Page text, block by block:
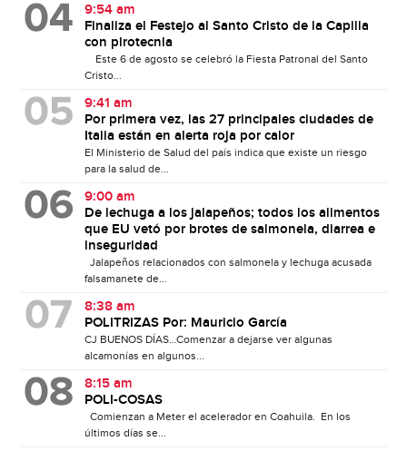
9:54 am
Finaliza el Festejo al Santo Cristo de la Capilla
con pirotecnia
Este 6 de agosto se celebró la Fiesta Patronal del Santo
Cristo...
9:41 am
Por primera vez, las 27 principales ciudades de
Italia están en alerta roja por calor
El Ministerio de Salud del país indica que existe un riesgo
para la salud de...
9:00 am
De lechuga a los jalapeños; todos los alimentos
que EU vetó por brotes de salmonela, diarrea e
inseguridad
Jalapeños relacionados con salmonela y lechuga acusada
falsamanete de...
8:38 am
POLITRIZAS Por: Mauricio García
CJ BUENOS DÍAS…Comenzar a dejarse ver algunas
alcamonías en algunos...
8:15 am
POLI-COSAS
Comienzan a Meter el acelerador en Coahuila. En los
últimos días se...